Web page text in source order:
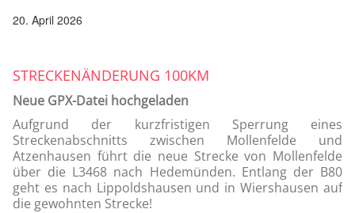
20. April 2026
STRECKENÄNDERUNG 100KM
Neue GPX-Datei hochgeladen
Aufgrund der kurzfristigen Sperrung eines
Streckenabschnitts zwischen Mollenfelde und
Atzenhausen führt die neue Strecke von Mollenfelde
über die L3468 nach Hedemünden. Entlang der B80
geht es nach Lippoldshausen und in Wiershausen auf
die gewohnten Strecke!